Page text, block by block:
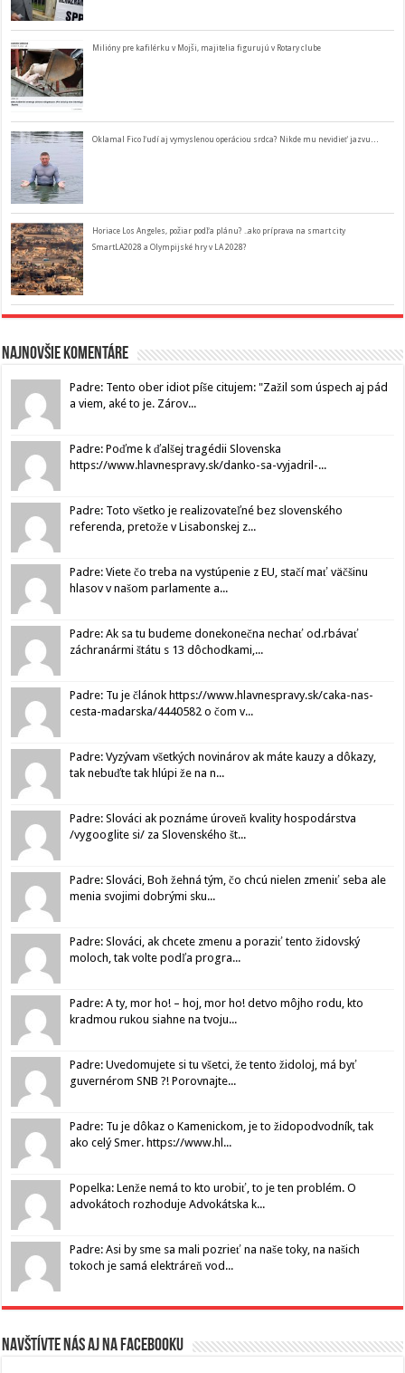
Milióny pre kafilérku v Mojši, majitelia figurujú v Rotary clube
Oklamal Fico ľudí aj vymyslenou operáciou srdca? Nikde mu nevidieť jazvu…
Horiace Los Angeles, požiar podľa plánu? ..ako príprava na smart city
SmartLA2028 a Olympijské hry v LA 2028?
Najnovšie komentáre
Padre: Tento ober idiot píše citujem: "Zažil som úspech aj pád
a viem, aké to je. Zárov...
Padre: Poďme k ďalšej tragédii Slovenska
https://www.hlavnespravy.sk/danko-sa-vyjadril-...
Padre: Toto všetko je realizovateľné bez slovenského
referenda, pretože v Lisabonskej z...
Padre: Viete čo treba na vystúpenie z EU, stačí mať väčšinu
hlasov v našom parlamente a...
Padre: Ak sa tu budeme donekonečna nechať od.rbávať
záchranármi štátu s 13 dôchodkami,...
Padre: Tu je článok https://www.hlavnespravy.sk/caka-nas-
cesta-madarska/4440582 o čom v...
Padre: Vyzývam všetkých novinárov ak máte kauzy a dôkazy,
tak nebuďte tak hlúpi že na n...
Padre: Slováci ak poznáme úroveň kvality hospodárstva
/vygooglite si/ za Slovenského št...
Padre: Slováci, Boh žehná tým, čo chcú nielen zmeniť seba ale
menia svojimi dobrými sku...
Padre: Slováci, ak chcete zmenu a poraziť tento židovský
moloch, tak volte podľa progra...
Padre: A ty, mor ho! – hoj, mor ho! detvo môjho rodu, kto
kradmou rukou siahne na tvoju...
Padre: Uvedomujete si tu všetci, že tento židoloj, má byť
guvernérom SNB ?! Porovnajte...
Padre: Tu je dôkaz o Kamenickom, je to židopodvodník, tak
ako celý Smer. https://www.hl...
Popelka: Lenže nemá to kto urobiť, to je ten problém. O
advokátoch rozhoduje Advokátska k...
Padre: Asi by sme sa mali pozrieť na naše toky, na našich
tokoch je samá elektráreň vod...
Navštívte nás aj na Facebooku